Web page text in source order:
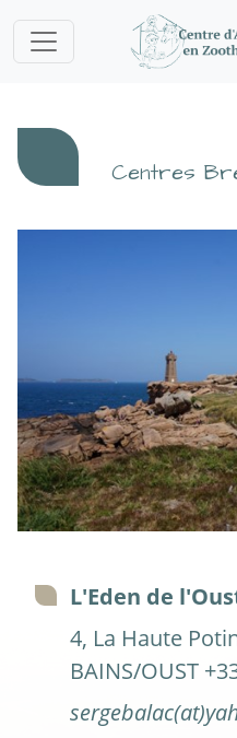
Centres
L'Eden de
4, La Haute
BAINS/OUST